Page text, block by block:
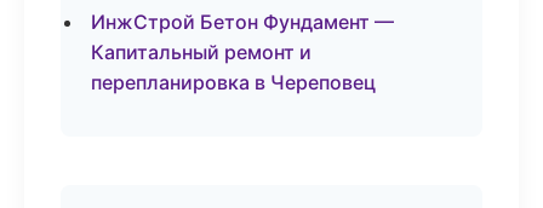
ИнжСтрой Бетон Фундамент —
Капитальный ремонт и
перепланировка в Череповец